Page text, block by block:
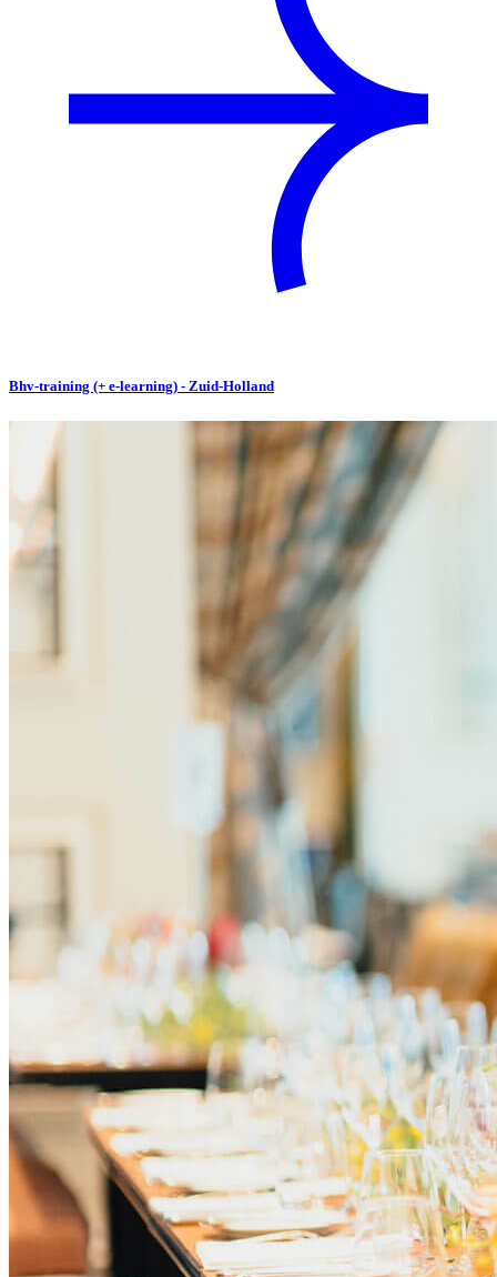
Bhv-training (+ e-learning) - Zuid-Holland